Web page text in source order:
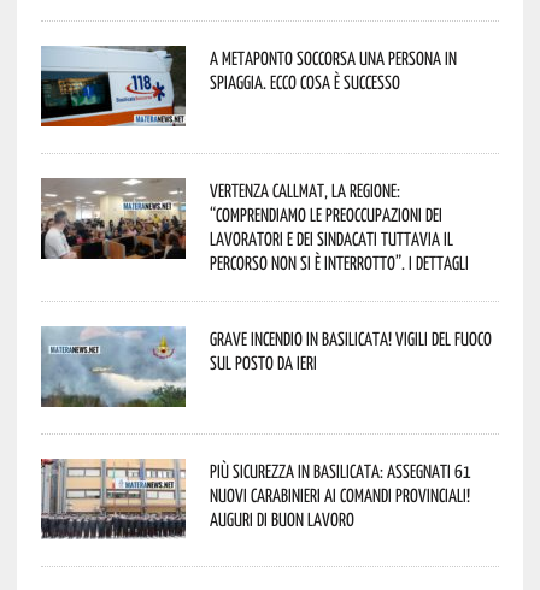
A Metaponto soccorsa una persona in
spiaggia. Ecco cosa è successo
Vertenza CallMat, la Regione:
“comprendiamo le preoccupazioni dei
lavoratori e dei sindacati tuttavia il
percorso non si è interrotto”. I dettagli
Grave incendio in Basilicata! Vigili del fuoco
sul posto da ieri
Più sicurezza in Basilicata: assegnati 61
nuovi Carabinieri ai Comandi provinciali!
Auguri di buon lavoro